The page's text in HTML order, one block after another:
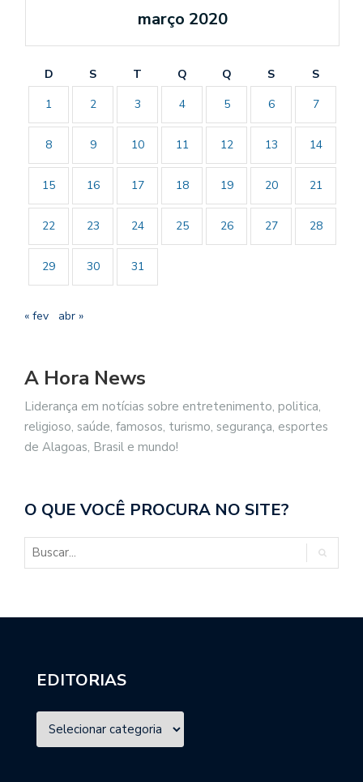
março 2020
D S T Q Q S
S
1
2 3 4 5 6 7
8 9 10 11 12 13 14
15 16 17 18 19 20 21
22 23 24 25 26 27 28
29 30 31
« fev abr »
A Hora News
Liderança em notícias sobre entretenimento, politica,
religioso, saúde, famosos, turismo, segurança, esportes
de Alagoas, Brasil e mundo!
O QUE VOCÊ PROCURA NO SITE?
EDITORIAS